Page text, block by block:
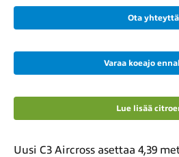
Ota yhteyttä
Varaa koeajo
Lue lisää
Uusi C3 Aircross asettaa 4,39